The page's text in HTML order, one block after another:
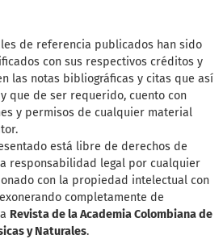
de referencia publicados han sido
con sus respectivos créditos y
las notas bibliográficas y citas que así
que de ser requerido, cuento con
y permisos de cualquier material
está libre de derechos de
responsabilidad legal por cualquier
con la propiedad intelectual con
completamente de
Revista de la Academia Colombiana de
y Naturales.